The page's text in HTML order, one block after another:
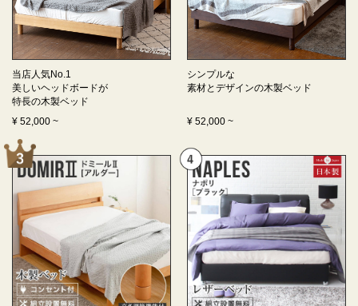
当店人気No.1
美しいヘッドボードが
特長の木製ベッド
¥ 52,000 ~
シンプルな
素材とデザインの木製ベッド
¥ 52,000 ~